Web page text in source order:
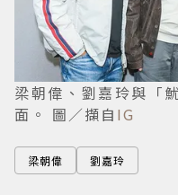
梁朝偉、劉嘉玲與「
面。 圖／擷自 IG
梁朝偉 劉嘉玲